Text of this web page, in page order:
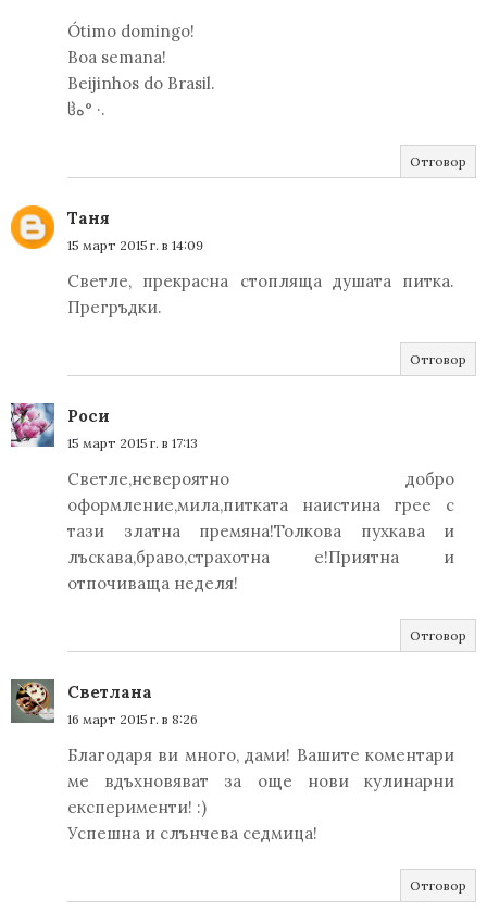
Ótimo domingo!
Boa semana!
Beijinhos do Brasil.
ჱه° ·.
Отговор
Таня
15 март 2015 г. в 14:09
Светле, прекрасна стопляща душата питка.
Прегръдки.
Отговор
Роси
15 март 2015 г. в 17:13
Светле,невероятно добро
оформление,мила,питката наистина грее с
тази златна премяна!Толкова пухкава и
лъскава,браво,страхотна е!Приятна и
отпочиваща неделя!
Отговор
Светлана
16 март 2015 г. в 8:26
Благодаря ви много, дами! Вашите коментари
ме вдъхновяват за още нови кулинарни
експерименти! :)
Успешна и слънчева седмица!
Отговор